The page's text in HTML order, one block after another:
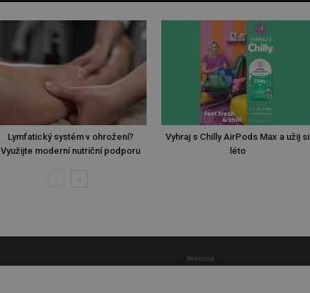
Lymfatický systém v ohrožení?
Využijte moderní nutriční podporu
Vyhraj s Chilly AirPods Max a užij si
léto
Reklama